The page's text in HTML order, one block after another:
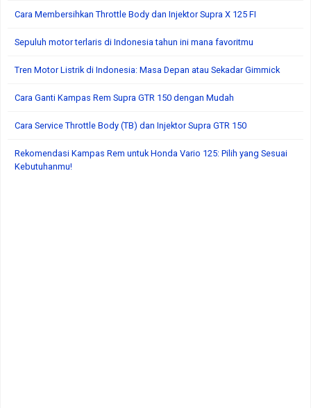
Cara Membersihkan Throttle Body dan Injektor Supra X 125 FI
Sepuluh motor terlaris di Indonesia tahun ini mana favoritmu
Tren Motor Listrik di Indonesia: Masa Depan atau Sekadar Gimmick
Cara Ganti Kampas Rem Supra GTR 150 dengan Mudah
Cara Service Throttle Body (TB) dan Injektor Supra GTR 150
Rekomendasi Kampas Rem untuk Honda Vario 125: Pilih yang Sesuai
Kebutuhanmu!